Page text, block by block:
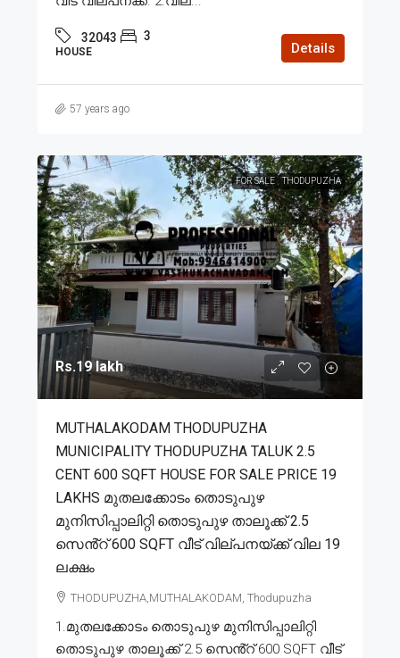
32043 3
HOUSE Details
57 years ago
FOR SALE THODUPUZHA
Rs.19 lakh
MUTHALAKODAM THODUPUZHA
MUNICIPALITY THODUPUZHA TALUK 2.5
CENT 600 SQFT HOUSE FOR SALE PRICE 19
LAKHS മുതലക്കോടം തൊടുപുഴ
മുനിസിപ്പാലിറ്റി തൊടുപുഴ താലൂക്ക് 2.5
സെൻ്റ് 600 SQFT വീട് വില്പനയ്ക്ക് വില 19
ലക്ഷം
THODUPUZHA,MUTHALAKODAM, Thodupuzha
1.മുതലക്കോടം തൊടുപുഴ മുനിസിപ്പാലിറ്റി
തൊടുപുഴ താലൂക്ക് 2.5 സെൻ്റ് 600 SQFT വീട്